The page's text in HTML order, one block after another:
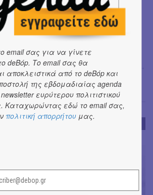
Jussi Parnanen, Πάνος Ανδριανός
Μαρία Σπανουδάκη
email σας για να γίνετε
deBόp. Το email σας θα
αποκλειστικά από το deBόp και
της εβδομαδιαίας agenda
ευρύτερου πολιτιστικού
Καταχωρώντας εδώ το email σας,
πολιτική απορρήτου μας.